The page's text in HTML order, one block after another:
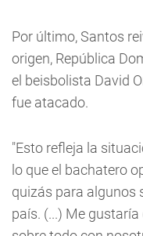
Por último, Santos
origen, República
el beisbolista David
fue atacado.
"Esto refleja la
lo que el bachatero
quizás para algunos
país. (...) Me